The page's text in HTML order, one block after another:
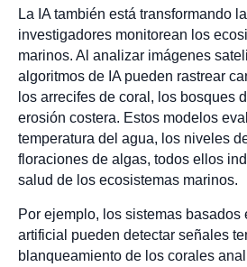
La IA también está transformando
investigadores monitorean los
marinos. Al analizar imágenes
algoritmos de IA pueden rastrear
los arrecifes de coral, los bosques
erosión costera. Estos modelos
temperatura del agua, los niveles
floraciones de algas, todos ellos
salud de los ecosistemas marinos.
Por ejemplo, los sistemas basados
artificial pueden detectar señales
blanqueamiento de los corales